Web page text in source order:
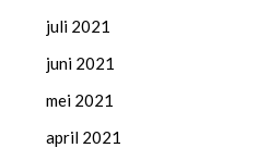
juli 2021
juni 2021
mei 2021
april 2021